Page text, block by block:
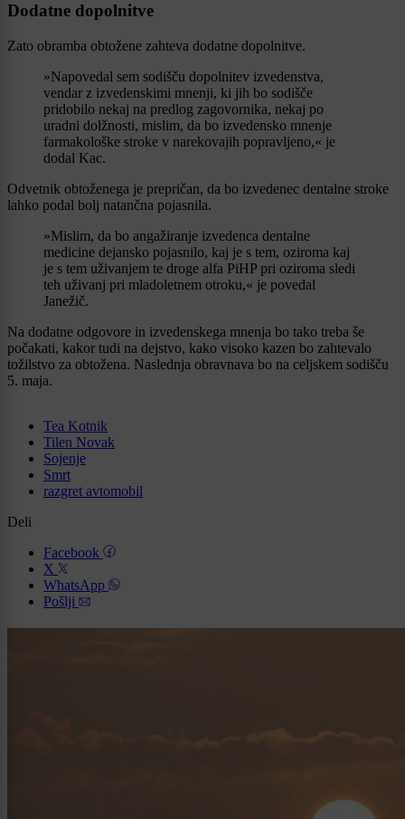
Dodatne dopolnitve
Zato obramba obtožene zahteva dodatne dopolnitve.
»Napovedal sem sodišču dopolnitev izvedenstva,
vendar z izvedenskimi mnenji, ki jih bo sodišče
pridobilo nekaj na predlog zagovornika, nekaj po
uradni dolžnosti, mislim, da bo izvedensko mnenje
farmakološke stroke v narekovajih popravljeno,« je
dodal Kac.
Odvetnik obtoženega je prepričan, da bo izvedenec dentalne stroke
lahko podal bolj natančna pojasnila.
»Mislim, da bo angažiranje izvedenca dentalne
medicine dejansko pojasnilo, kaj je s tem, oziroma kaj
je s tem uživanjem te droge alfa PiHP pri oziroma sledi
teh uživanj pri mladoletnem otroku,« je povedal
Janežič.
Na dodatne odgovore in izvedenskega mnenja bo tako treba še
počakati, kakor tudi na dejstvo, kako visoko kazen bo zahtevalo
tožilstvo za obtožena. Naslednja obravnava bo na celjskem sodišču
5. maja.
Tea Kotnik
Tilen Novak
Sojenje
Smrt
razgret avtomobil
Deli
Facebook
X
WhatsApp
Pošlji